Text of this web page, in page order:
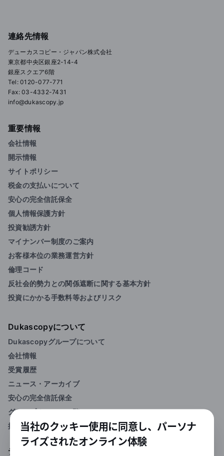
連絡先情報
デューカスコピー・ジャパン株式会社
東京都中央区銀座2-14-4
銀座スクエア6階
Tel: 0120-077-771
Fax: 03-4332-7431
info@dukascopy.jp
重要情報
会社情報
開示情報
サイトポリシー
税金の支払いについて
安心の完全信託保全
個人情報保護方針
投資勧誘方針
マイナンバー制度のご案内
お客様本位の業務運営方針
倫理コード
反社会的勢力との関係遮断に関する基本方針
投資にかかる手数料等およびリスク
Dukascopyについて
Dukascopyグループについて
会社情報
受賞履歴
ニュース・アーカイブ
安心の完全信託保全
グループオフィス一覧
採用情報
デューカスコピーの特徴
当社のクッキー使用に同意し、パーソナ
ライズされたオンライン体験